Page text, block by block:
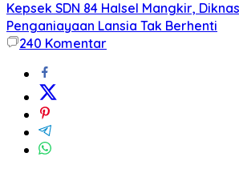
Kepsek SDN 84 Halsel Mangkir,
Penganiayaan Lansia Tak Berhenti
240 Komentar